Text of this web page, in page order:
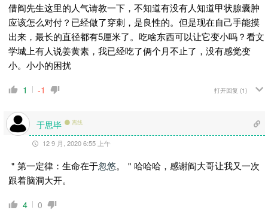
借阎先生这里的人气请教一下，不知道有没有人知道甲状腺囊肿
应该怎么对付？已经做了穿刺，是良性的。但是现在自己手能摸
出来，最长的直径都有5厘米了。吃啥东西可以让它变小吗？看文
学城上有人说姜黄素，我已经吃了俩个月不止了，没有感觉变
小。小小的困扰
1 -1 打开回复 (1)
于思毕 离线
12 9 月, 2020 6:55 上午
＂第一定律：生命在于忽悠。＂哈哈哈，感谢阎大哥让我又一次
跟着脑洞大开。
4 0